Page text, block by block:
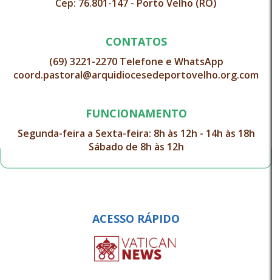
Cep: 76.801-147 - Porto Velho (RO)
CONTATOS
(69) 3221-2270 Telefone e WhatsApp
coord.pastoral@arquidiocesedeportovelho.org.com
FUNCIONAMENTO
Segunda-feira a Sexta-feira: 8h às 12h - 14h às 18h
Sábado de 8h às 12h
ACESSO RÁPIDO